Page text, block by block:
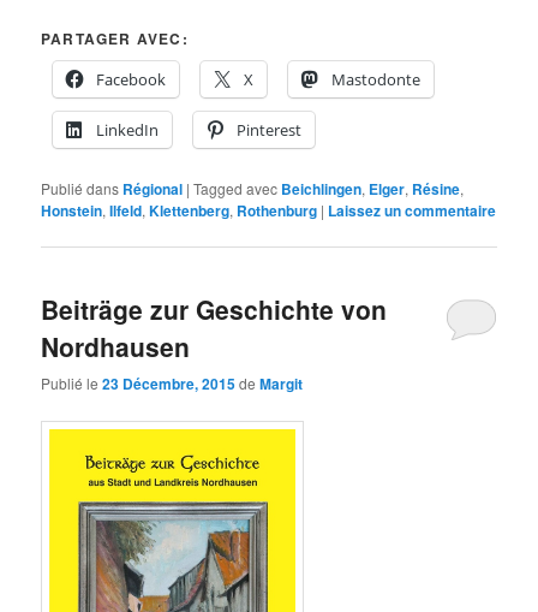
PARTAGER AVEC:
Facebook
X Mastodonte
LinkedIn Pinterest
Publié dans Régional |Tagged avec Beichlingen, Elger, Résine,
Honstein,Ilfeld,Klettenberg, Rothenburg | Laissez un commentaire
Beiträge zur Geschichte von
Nordhausen
Publié le23 Décembre, 2015deMargit